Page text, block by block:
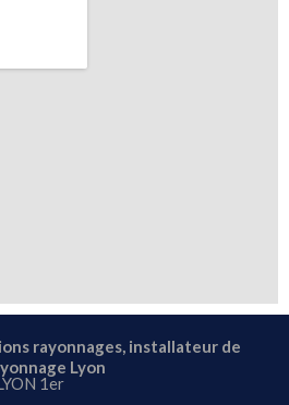
rayonnages, installateur de
Lyon
1er